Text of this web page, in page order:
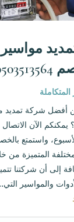
مواسير
شركة تمديد
يمكنكم الآن
واستمتع
المتميزة من
إلى أن شركتنا
والمواسير